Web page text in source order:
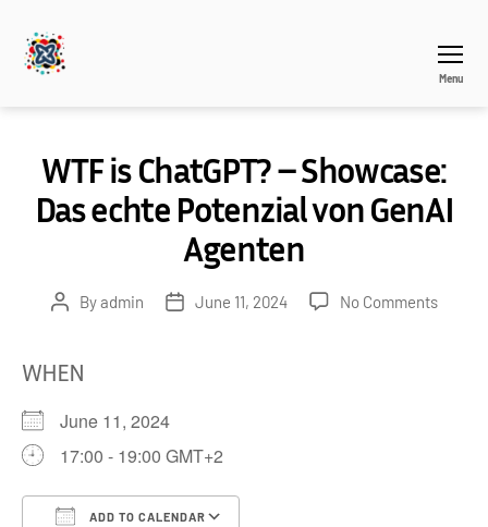
Menu
WTF is ChatGPT? – Showcase:
Das echte Potenzial von GenAI
Agenten
PostByadmin
PostJune 11, 2024 No Commentson
WHEN
June 11, 2024
17:00 - 19:00 GMT+2
ADD TO CALENDAR